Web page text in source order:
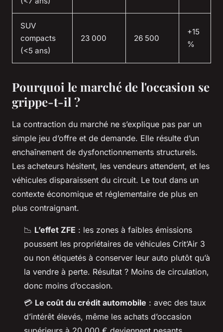
SUV
compacts
(<5 ans)
23 000 26 500
+15
%
Pourquoi le marché de l'occasion se
grippe-t-il ?
La contraction du marché ne s’explique pas par un
simple jeu d’offre et de demande. Elle résulte d’un
enchaînement de dysfonctionnements structurels.
Les acheteurs hésitent, les vendeurs attendent, et les
véhicules disparaissent du circuit. Le tout dans un
contexte économique et réglementaire de plus en
plus contraignant.
📉 L’effet ZFE : les zones à faibles émissions
poussent les propriétaires de véhicules Crit’Air 3
ou non étiquetés à conserver leur auto plutôt qu’à
la vendre à perte. Résultat ? Moins de circulation,
donc moins d’occasion.
💳 Le coût du crédit automobile : avec des taux
d’intérêt élevés, même les achats d’occasion